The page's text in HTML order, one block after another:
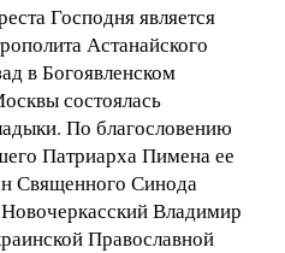
Господня является
Астанайского
в Богоявленском
состоялась
По благословению
Патриарха Пимена ее
Священного Синода
Владимир
Православной